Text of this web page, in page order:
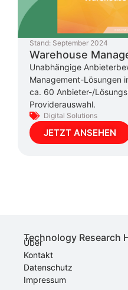
Stand: September 2024
Warehouse
Unabhängige
Management-Lösungen
ca. 60 Anbieter-/
Providerauswahl.
Digital Solutions
JETZT ANSEHEN
Technology Research
Über
Kontakt
Datenschutz
Impressum